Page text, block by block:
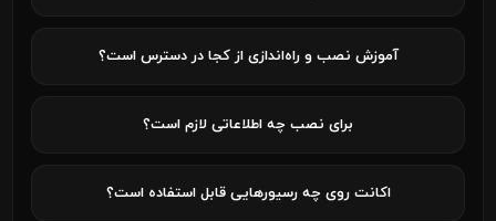
آموزش نصب و راه‌اندازی از کجا در دسترس است؟
برای نصب چه اطلاعاتی لازم است؟
اکانت روی چه رسیورهایی قابل استفاده است؟